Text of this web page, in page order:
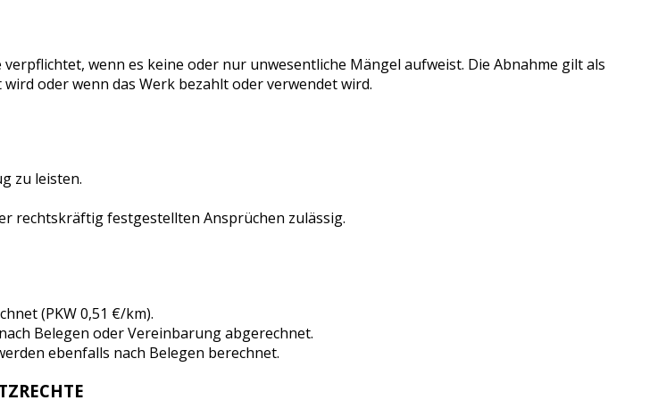
wenn es keine oder nur unwesentliche Mängel aufweist. Die Abnahme gilt als
oder wenn das Werk bezahlt oder verwendet wird.
zu leisten.
rechtskräftig festgestellten Ansprüchen zulässig.
(PKW 0,51 €/km).
Belegen oder Vereinbarung abgerechnet.
ebenfalls nach Belegen berechnet.